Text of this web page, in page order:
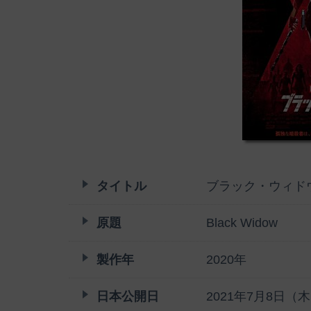
タイトル ブラック・ウィド
原題 Black Widow
製作年 2020年
日本公開日 2021年7月8日（